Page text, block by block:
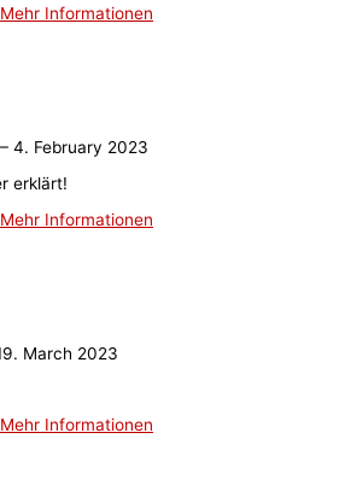
Mehr Informationen
– 4. February 2023
erklärt!
Mehr Informationen
March 2023
Mehr Informationen